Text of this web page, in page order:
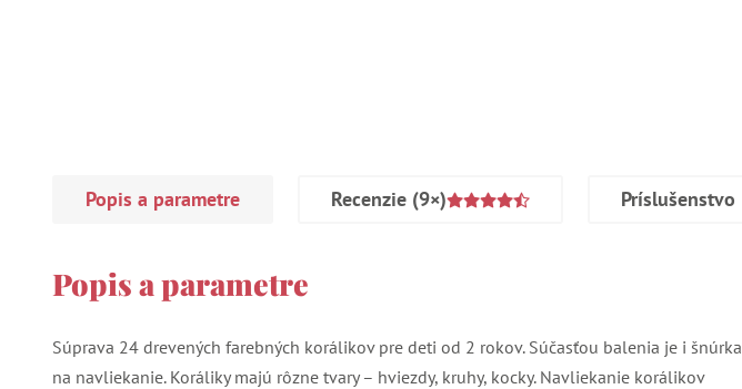
Popis a parametre Recenzie (9×) Príslušenstvo
Popis a parametre
Súprava 24 drevených farebných korálikov pre deti od 2 rokov. Súčasťou balenia je i šnúrka
na navliekanie. Koráliky majú rôzne tvary – hviezdy, kruhy, kocky. Navliekanie korálikov